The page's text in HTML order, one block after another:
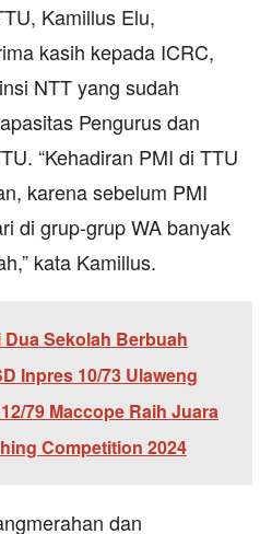
Kamillus Elu,
kasih kepada ICRC,
NTT yang sudah
Pengurus dan
“Kehadiran PMI di TTU
karena sebelum PMI
di grup-grup WA banyak
kata Kamillus.
Sekolah Berbuah
Inpres 10/73 Ulaweng
79 Maccope Raih Juara
Competition 2024
dan